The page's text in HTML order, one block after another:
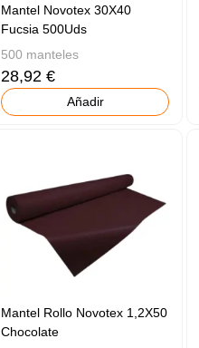
Mantel Novotex 30X40
Fucsia 500Uds
500 manteles
28,92 €
Añadir
Mantel Rollo Novotex 1,2X50
Chocolate